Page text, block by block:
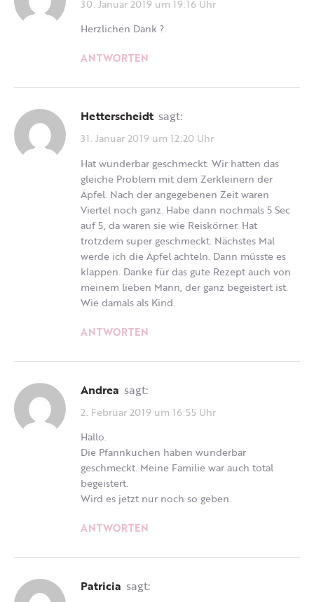
30. Januar 2019 um 19:16 Uhr
Herzlichen Dank ?
ANTWORTEN
Hetterscheidt sagt:
31. Januar 2019 um 12:20 Uhr
Hat wunderbar geschmeckt. Wir hatten das
gleiche Problem mit dem Zerkleinern der
Äpfel. Nach der angegebenen Zeit waren
Viertel noch ganz. Habe dann nochmals 5 Sec
auf 5, da waren sie wie Reiskörner. Hat
trotzdem super geschmeckt. Nächstes Mal
werde ich die Äpfel achteln. Dann müsste es
klappen. Danke für das gute Rezept auch von
meinem lieben Mann, der ganz begeistert ist.
Wie damals als Kind.
ANTWORTEN
Andrea sagt:
2. Februar 2019 um 16:55 Uhr
Hallo.
Die Pfannkuchen haben wunderbar
geschmeckt. Meine Familie war auch total
begeistert.
Wird es jetzt nur noch so geben.
ANTWORTEN
Patricia sagt: